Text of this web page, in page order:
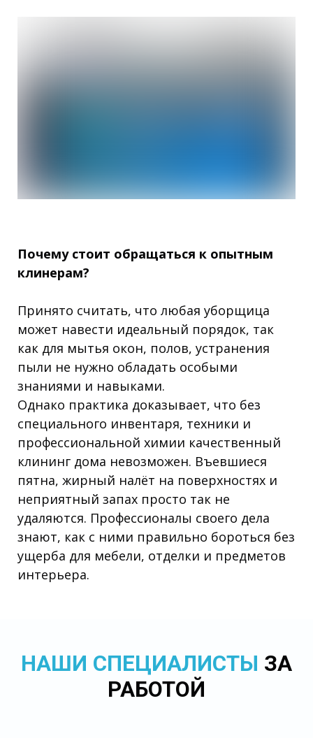
Почему стоит обращаться к опытным
клинерам?
Принято считать, что любая уборщица
может навести идеальный порядок, так
как для мытья окон, полов, устранения
пыли не нужно обладать особыми
знаниями и навыками.
Однако практика доказывает, что без
специального инвентаря, техники и
профессиональной химии качественный
клининг дома невозможен. Въевшиеся
пятна, жирный налёт на поверхностях и
неприятный запах просто так не
удаляются. Профессионалы своего дела
знают, как с ними правильно бороться без
ущерба для мебели, отделки и предметов
интерьера.
НАШИ СПЕЦИАЛИСТЫ ЗА
РАБОТОЙ